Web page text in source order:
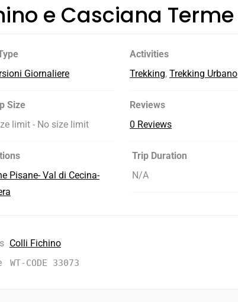
e Casciana Terme
Giornaliere
Activities
Trekking, Trekking Urbano
Size
limit - No size limit
Reviews
0 Reviews
Pisane- Val di Cecina-
Trip Duration
N/A
Colli Fichino
WT-CODE 33073